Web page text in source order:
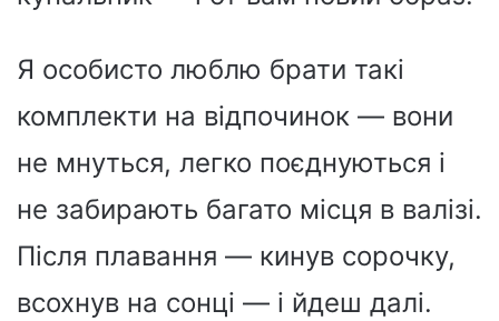
Я особисто люблю брати такі
комплекти на відпочинок — вони
не мнуться, легко поєднуються і
не забирають багато місця в валізі.
Після плавання — кинув сорочку,
всохнув на сонці — і йдеш далі.